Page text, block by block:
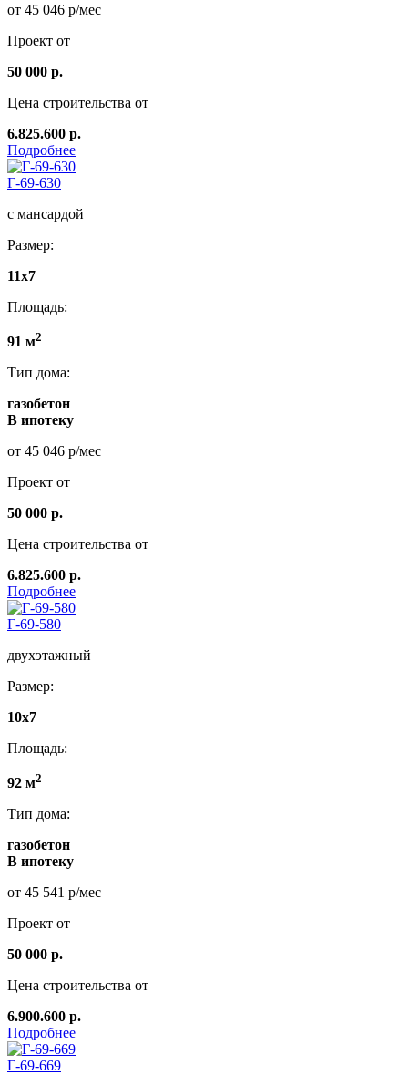
от 45 046 р/мес
Проект от
50 000 р.
Цена строительства от
6.825.600 р.
Подробнее
Г-69-630
с мансардой
Размер:
11x7
Площадь:
91 м2
Тип дома:
газобетон
В ипотеку
от 45 046 р/мес
Проект от
50 000 р.
Цена строительства от
6.825.600 р.
Подробнее
Г-69-580
двухэтажный
Размер:
10х7
Площадь:
92 м2
Тип дома:
газобетон
В ипотеку
от 45 541 р/мес
Проект от
50 000 р.
Цена строительства от
6.900.600 р.
Подробнее
Г-69-669